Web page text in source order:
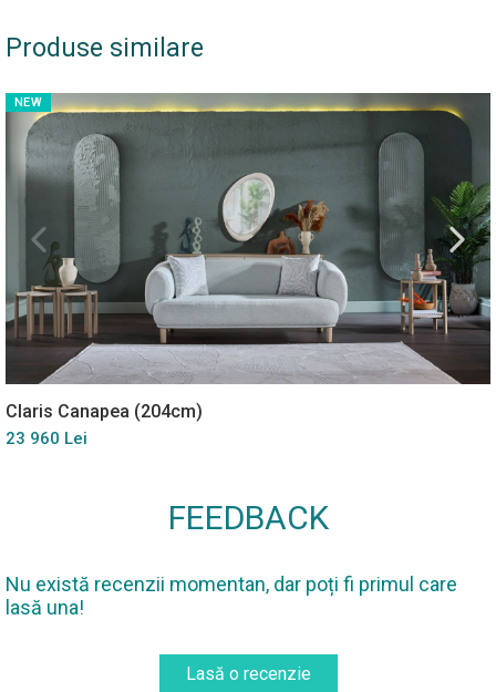
Produse similare
NEW
Claris Canapea (204cm)
23 960 Lei
FEEDBACK
Nu există recenzii momentan, dar poți fi primul care
lasă una!
Lasă o recenzie